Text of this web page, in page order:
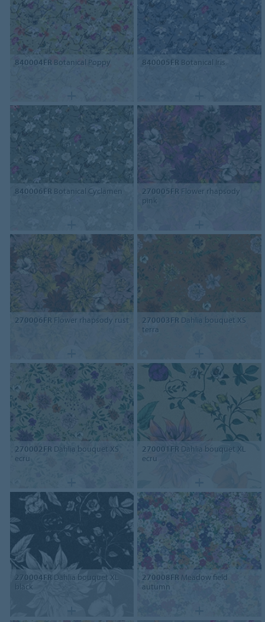
840004FR Botanical Poppy 840005FR Botanical Iris
840006FR Botanical Cyclamen 270005FR Flower rhapsody
pink
270006FR Flower rhapsody rust 270003FR Dahlia bouquet XS
terra
270002FR Dahlia bouquet XS
ecru
270001FR Dahlia bouquet XL
ecru
270004FR Dahlia bouquet XL
black
270008FR Meadow field
autumn